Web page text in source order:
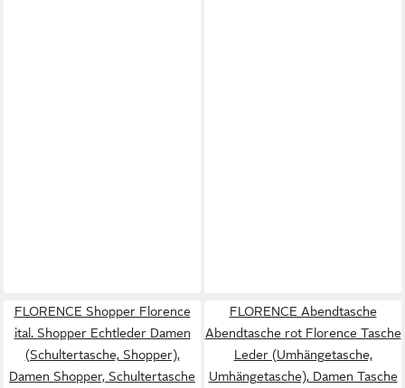
FLORENCE Shopper Florence
ital. Shopper Echtleder Damen
(Schultertasche, Shopper),
Damen Shopper, Schultertasche
FLORENCE Abendtasche
Abendtasche rot Florence Tasche
Leder (Umhängetasche,
Umhängetasche), Damen Tasche